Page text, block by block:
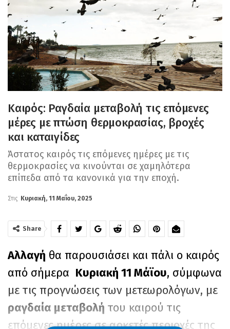
Καιρός: Ραγδαία μεταβολή τις επόμενες
μέρες με πτώση θερμοκρασίας, βροχές
και καταιγίδες
Άστατος καιρός τις επόμενες ημέρες με τις
θερμοκρασίες να κινούνται σε χαμηλότερα
επίπεδα από τα κανονικά για την εποχή.
Στις Κυριακή, 11 Μαΐου, 2025
Share
Αλλαγή θα παρουσιάσει και πάλι ο καιρός
από σήμερα Κυριακή 11 Μάϊου, σύμφωνα
με τις προγνώσεις των μετεωρολόγων, με
ραγδαία μεταβολή του καιρού τις
επόμενες ημέρες σε αρκετές περιοχές της